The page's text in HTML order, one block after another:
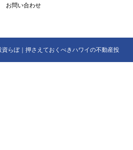
お問い合わせ
資らぼ｜押さえておくべきハワイの不動産投